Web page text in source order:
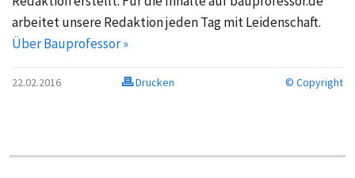
arbeitet unsere Redaktion jeden Tag mit Leidenschaft.
Über Bauprofessor »
22.02.2016 Drucken © Copyright